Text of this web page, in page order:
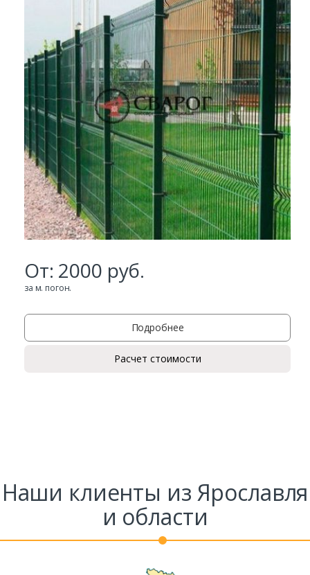
От: 2000 руб.
за м. погон.
Подробнее
Расчет стоимости
Наши клиенты из Ярославля
и области